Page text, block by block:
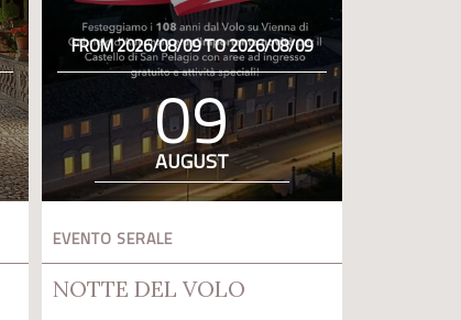
FROM 2026/08/09 TO 2026/08/09
09
AUGUST
EVENTO SERALE
NOTTE DEL VOLO